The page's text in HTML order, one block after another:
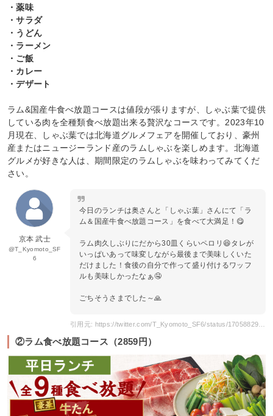
・薬味
・サラダ
・うどん
・ラーメン
・ご飯
・カレー
・デザート
ラム&国産牛食べ放題コースは値段が張りますが、しゃぶ葉で提供
している肉を全種類食べ放題出来る贅沢なコースです。2023年10
月現在、しゃぶ葉では北海道グルメフェアを開催しており、豪州
産またはニュージーランド産のラムしゃぶを楽しめます。北海道
グルメが好きな人は、期間限定のラムしゃぶを味わってみてくだ
さい。
京本 武士
@T_Kyomoto_SF
6
今日のランチは奥さんと「しゃぶ葉」さんにて「ラ
ム＆国産牛食べ放題コース」を食べて大満足！😋
ラム肉久しぶりにだから30皿くらいペロリ😆タレが
いっぱいあって味変しながら最後まで美味しくいた
だけました！食後の自分で作って盛り付けるワッフ
ルも美味しかったなぁ🤤
ごちそうさまでした～🙏
②ラム食べ放題コース（2859円）